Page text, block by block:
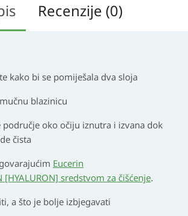
Recenzije (0)
kako bi se pomiješala dva sloja
blazinicu
područje oko očiju iznutra i izvana dok
čista
Eucerin
[HYALURON] sredstvom za čišćenje.
a što je bolje izbjegavati